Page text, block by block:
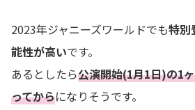
2023年ジャニーズワールドでも特別
能性が高いです。
あるとしたら公演開始(1月1日)の1
ってからになりそうです。